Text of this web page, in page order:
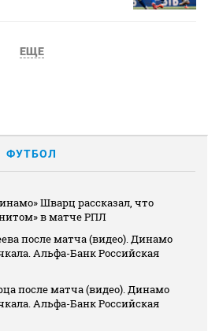
ЕЩЕ
ФУТБОЛ
Шварц рассказал, что
в матче РПЛ
после матча (видео). Динамо
Альфа-Банк Российская
после матча (видео). Динамо
Альфа-Банк Российская